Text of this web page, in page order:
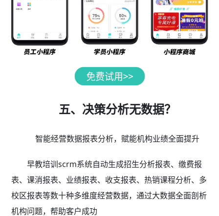
五、决策分析无数据？
智能经营数据报表分析，赋能机构业绩全面提升
早教培训scrm系统自动生成招生分析报表、缴费报
表、课消报表、业绩报表、收支报表、热销课程分析、多
校区报表等数十种多维度经营数据，通过大数据全面剖析
机构问题，帮助客户成功